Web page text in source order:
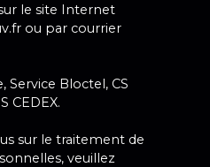
le site Internet
ou par courrier
Service Bloctel, CS
CEDEX.
sur le traitement de
veuillez